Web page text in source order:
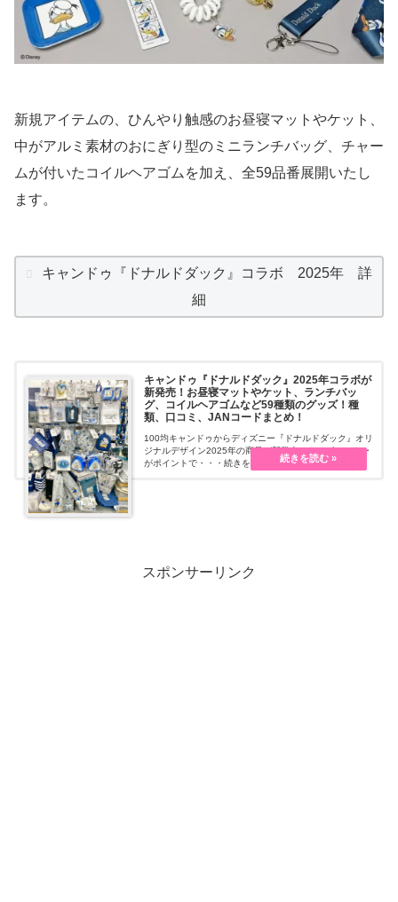
新規アイテムの、ひんやり触感のお昼寝マットやケット、
中がアルミ素材のおにぎり型のミニランチバッグ、チャー
ムが付いたコイルヘアゴムを加え、全59品番展開いたし
ます。
キャンドゥ『ドナルドダック』コラボ 2025年 詳
細
キャンドゥ『ドナルドダック』2025年コラボが
新発売！お昼寝マットやケット、ランチバッ
グ、コイルヘアゴムなど59種類のグッズ！種
類、口コミ、JANコードまとめ！
100均キャンドゥからディズニー『ドナルドダック』オリ
ジナルデザイン2025年の商品が新発売！ネイビーカラー
がポイントで・・・続きを読む
スポンサーリンク